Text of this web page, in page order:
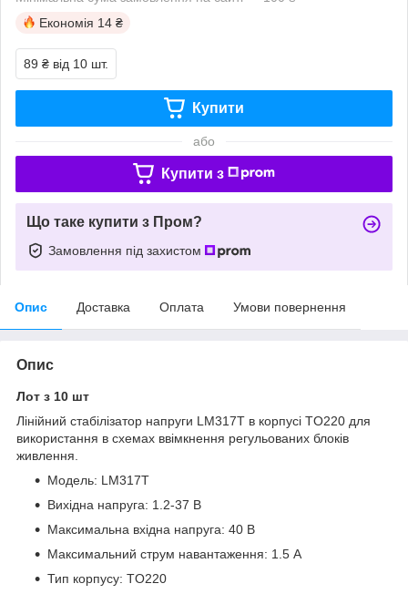
Економія 14 ₴
89 ₴ від 10 шт.
Купити
або
Купити з
Що таке купити з Пром?
Замовлення під захистом
Опис Доставка Оплата Умови повернення
Опис
Лот з 10 шт
Лінійний стабілізатор напруги LM317T в корпусі TO220 для
використання в схемах ввімкнення регульованих блоків
живлення.
Модель: LM317T
Вихідна напруга: 1.2-37 В
Максимальна вхідна напруга: 40 В
Максимальний струм навантаження: 1.5 А
Тип корпусу: TO220